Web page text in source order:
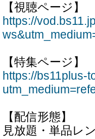
【視聴ページ】
https://
【特集ページ】
https://bs11plus-
【配信形態】
見放題・単品レ